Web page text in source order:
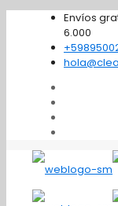
Envíos
6.000